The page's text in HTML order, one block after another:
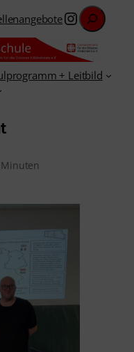
Suchen
+ Leitbild
Minuten